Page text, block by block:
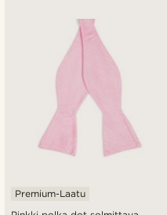
Premium-Laatu